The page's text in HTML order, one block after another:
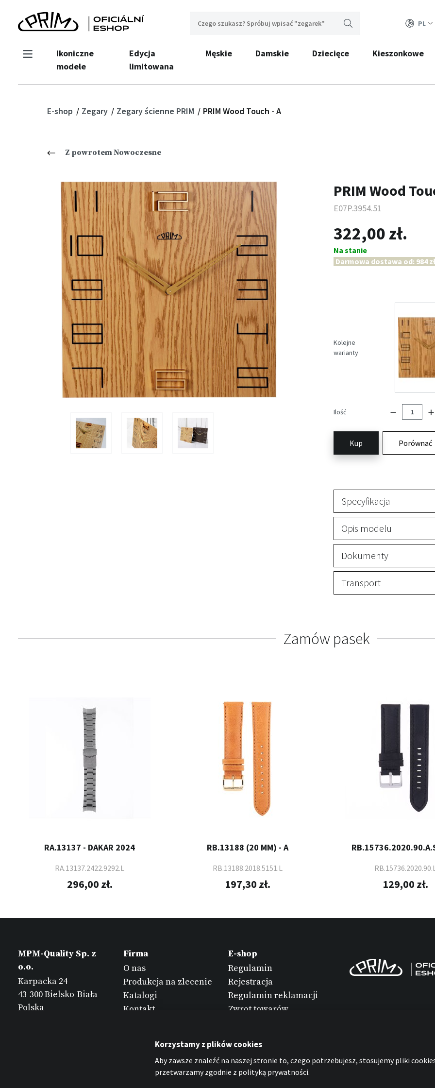
PL
Ikoniczne
modele
Edycja
limitowana
Męskie Damskie Dziecięce Kieszonkowe
E-shop Zegary Zegary ścienne PRIM PRIM Wood Touch - A
Z powrotem Nowoczesne
PRIM Wood
E07P.3954.51
322,00 zł.
Na stanie
Darmowa dostawa od: 984
Kolejne
warianty
Ilość
Kup Porównać
Specyfikacja
Opis modelu
Dokumenty
Transport
Zamów pasek
RA.13137 - DAKAR 2024
RA.13137.2422.9292.L
296,00 zł.
RB.13188 (20 MM) - A
RB.13188.2018.5151.L
197,30 zł. 129,00 zł.
MPM-Quality Sp. z
o.o.
Karpacka 24
43-300 Bielsko-Biała
Polska
Firma
O nas
Produkcja na zlecenie
Katalogi
Kontakt
E-shop
Regulamin
Rejestracja
Regulamin reklamacji
Zwrot towarów
Ochrona danych
osobowych
Oświadczenie o
Korzystamy z plików cookies
Aby zawsze znaleźć na naszej stronie to, czego potrzebujesz, stosujemy pliki
przetwarzamy zgodnie z polityką prywatności.